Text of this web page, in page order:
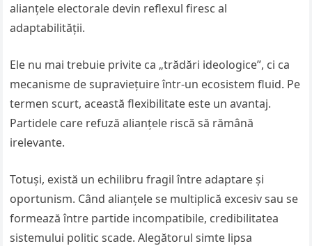
alianțele electorale devin reflexul firesc al
adaptabilității.
Ele nu mai trebuie privite ca „trădări ideologice”, ci ca
mecanisme de supraviețuire într-un ecosistem fluid. Pe
termen scurt, această flexibilitate este un avantaj.
Partidele care refuză alianțele riscă să rămână
irelevante.
Totuși, există un echilibru fragil între adaptare și
oportunism. Când alianțele se multiplică excesiv sau se
formează între partide incompatibile, credibilitatea
sistemului politic scade. Alegătorul simte lipsa